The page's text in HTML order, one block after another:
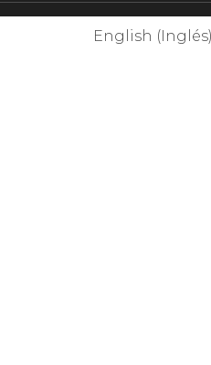
English ( Inglés)